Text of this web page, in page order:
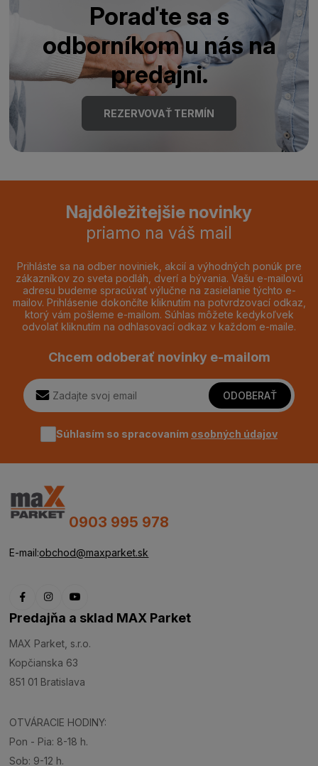
Poraďte sa s
odborníkom u nás na
predajni.
REZERVOVAŤ TERMÍN
Najdôležitejšie novinky
priamo na váš mail
Prihláste sa na odber noviniek, akcií a výhodných ponúk pre
zákazníkov zo sveta podláh, dverí a bývania. Vašu e-mailovú
adresu budeme spracúvať výlučne na zasielanie týchto e-
mailov. Prihlásenie dokončíte kliknutím na potvrdzovací odkaz,
ktorý vám pošleme e-mailom. Súhlas môžete kedykoľvek
odvolať kliknutím na odhlasovací odkaz v každom e-maile.
Chcem odoberať novinky e-mailom
ODOBERAŤ
Súhlasím so spracovaním osobných údajov
0903 995 978
E-mail:obchod@maxparket.sk
Predajňa a sklad MAX Parket
MAX Parket, s.r.o.
Kopčianska 63
851 01 Bratislava
OTVÁRACIE HODINY:
Pon - Pia: 8-18 h.
Sob: 9-12 h.